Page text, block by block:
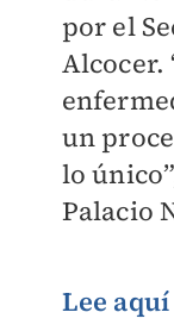
por el
Alcocer.
un
lo
Palacio
Lee